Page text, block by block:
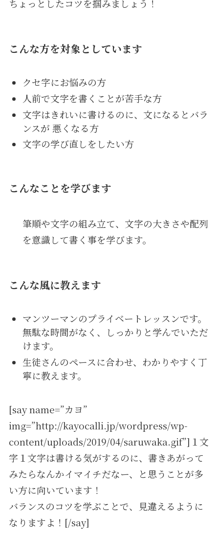
ちょっとしたコツを掴みましょう！
こんな方を対象としています
クセ字にお悩みの方
人前で文字を書くことが苦手な方
文字はきれいに書けるのに、文になるとバラ
ンスが 悪くなる方
文字の学び直しをしたい方
こんなことを学びます
筆順や文字の組み立て、文字の大きさや配列
を意識して書く事を学びます。
こんな風に教えます
マンツーマンのプライベートレッスンです。
無駄な時間がなく、しっかりと学んでいただ
けます。
生徒さんのペースに合わせ、わかりやすく丁
寧に教えます。
[say name=”カヨ”
img=”http://kayocalli.jp/wordpress/wp-
content/uploads/2019/04/saruwaka.gif”]１文
字１文字は書ける気がするのに、書きあがって
みたらなんかイマイチだなー、と思うことが多
い方に向いています！
バランスのコツを学ぶことで、見違えるように
なりますよ！[/say]